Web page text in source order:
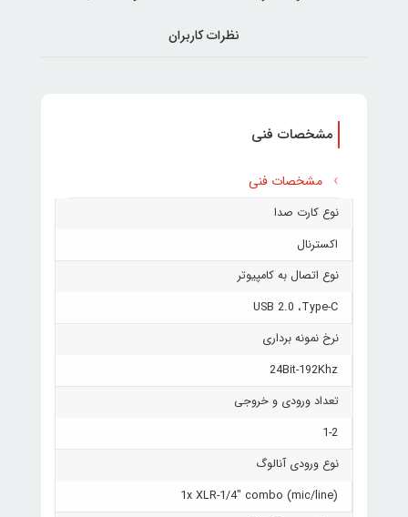
نظرات کاربران
مشخصات فنی
مشخصات فنی
نوع کارت صدا
اکسترنال
نوع اتصال به کامپیوتر
USB 2.0 ،Type-C
نرخ نمونه برداری
24Bit-192Khz
تعداد ورودی و خروجی
1-2
نوع ورودی آنالوگ
1x XLR-1/4" combo (mic/line)